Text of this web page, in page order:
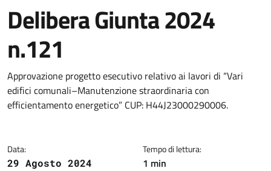
Delibera Giunta 2024
n.121
Dettagli del documento
Approvazione progetto esecutivo relativo ai lavori di “Vari
edifici comunali–Manutenzione straordinaria con
efficientamento energetico” CUP: H44J23000290006.
Data:
29 Agosto 2024
Tempo di lettura:
1 min